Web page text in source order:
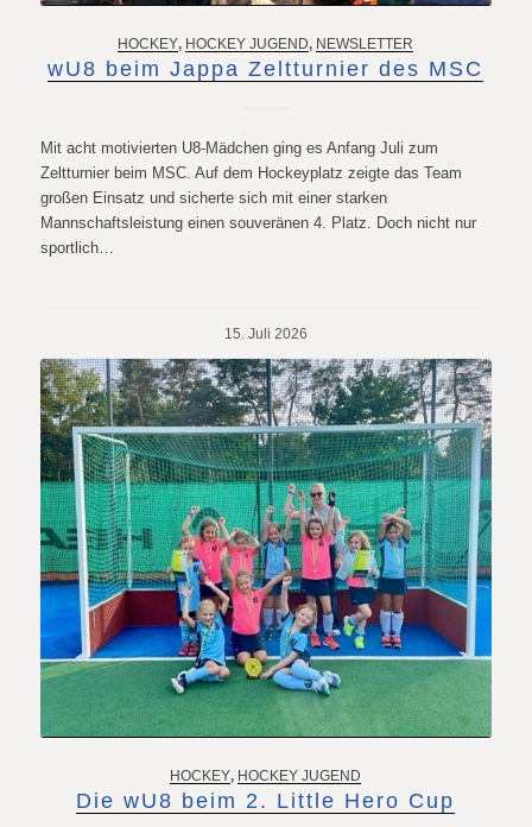
HOCKEY, HOCKEY JUGEND, NEWSLETTER
wU8 beim Jappa Zeltturnier des MSC
Mit acht motivierten U8-Mädchen ging es Anfang Juli zum
Zeltturnier beim MSC. Auf dem Hockeyplatz zeigte das Team
großen Einsatz und sicherte sich mit einer starken
Mannschaftsleistung einen souveränen 4. Platz. Doch nicht nur
sportlich…
15. Juli 2026
HOCKEY, HOCKEY JUGEND
Die wU8 beim 2. Little Hero Cup